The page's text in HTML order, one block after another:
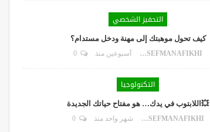
التحفيز الشخصي
كيف تحول موهبتك إلى مهنة ودخل مستدام؟
DR.YOUSEFMANAFIKHI أسبوعين منذ
التكنولوجيا
💥اللابتوب في يدك… هو مفتاح حياتك الجديدة
DR.YOUSEFMANAFIKHI شهر واحد منذ 0